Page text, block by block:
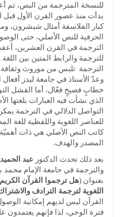
للنسخة المترجمة من النص، ثم
بدأت منذ عصور القرن الأول قبل
كبار الفلاسفة أمثال شيشرون،
الحرفية للنص الأصلي، حتى
الترجمة في القرن العشرين،
للترجمة والرابط المتين بين
الترجمة تلبس من موروث وثقافة
وعدّ الأستاذ في جامعة ليدز أفعال
خطابٍ فصيحٍ فعّال، أما الفشل
الذي نشأت فيه العبارات بلغتها
التواصل الدلالي في الترجمة
للعناصر اللغوية واللفظية للغة
كاتب النص الأصلي هي ذات أهميّة
المصدر والهدف.
بعد ذلك تحدث الدكتور عبد
والترجمة في جامعة الإمام محمد
بعنوان (هل ترجموا القرآن
اللغوية لترجمة الترادف
القرآن ليس لديهم إمكانية
فترة الوحي، لذا فإنهم